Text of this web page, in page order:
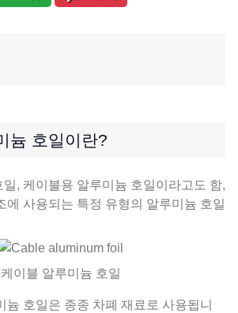
늄 호일이란?
, 케이블용 알루미늄 호일이라고도 함,
에 사용되는 특정 유형의 알루미늄 호일
케이블 알루미늄 호일
늄 호일은 종종 차폐 재료로 사용됩니